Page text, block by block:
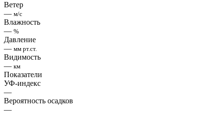
Ветер
— м/с
Влажность
— %
Давление
— мм рт.ст.
Видимость
— км
Показатели
УФ-индекс
—
Вероятность осадков
—